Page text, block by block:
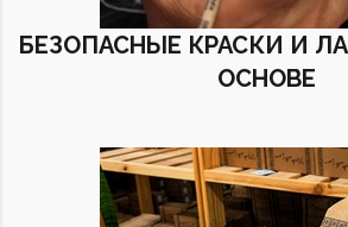
БЕЗОПАСНЫЕ КРАСКИ И
ОСНОВЕ